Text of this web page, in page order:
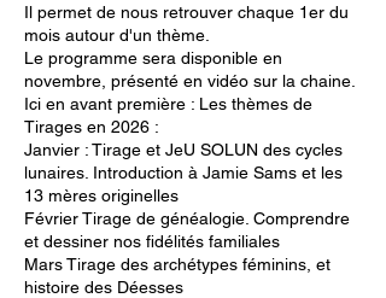
Il permet de nous retrouver chaque 1er du
mois autour d'un thème.
Le programme sera disponible en
novembre, présenté en vidéo sur la chaine.
Ici en avant première : Les thèmes de
Tirages en 2026 :
Janvier : Tirage et JeU SOLUN des cycles
lunaires. Introduction à Jamie Sams et les
13 mères originelles
Février Tirage de généalogie. Comprendre
et dessiner nos fidélités familiales
Mars Tirage des archétypes féminins, et
histoire des Déesses